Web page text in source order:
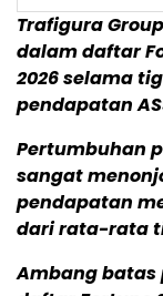
Trafigura
dalam daftar
2026 selama
pendapatan
Pertumbuhan
sangat
pendapatan
dari rata-rata
Ambang